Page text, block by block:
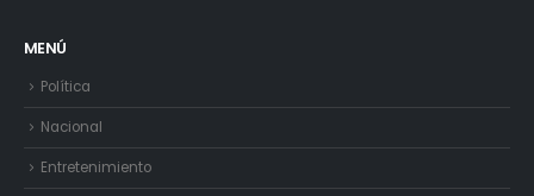
MENÚ
Política
Nacional
Entretenimiento